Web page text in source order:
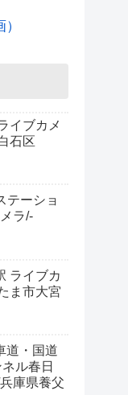
イブカメ
石区
テーショ
ラ/-
ライブカ
ま市大宮
道・国道
ル春日
庫県養父